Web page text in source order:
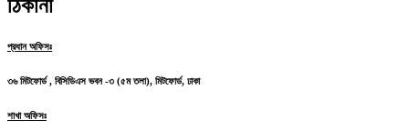
ঠিকানা
প্রধান অফিসঃ
৩৬ মিটফোর্ড , বিসিডিএস ভবন -৩ (৫ম তলা), মিটফোর্ড, ঢাকা
শাখা অফিসঃ